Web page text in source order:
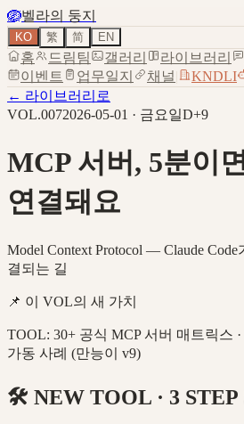
🪺벨라의 둥지
KO 繁 简 EN
홈 드림팀 갤러리 라이브러리
이벤트
업무일지 채널 KNDLI
← 라이브러리로
VOL.0072026-05-01 · 금요일D+9
MCP 서버, 5분이
연결돼요
Model Context Protocol — Claude
결되는 길
📌 이 VOL의 새 가치
TOOL: 30+ 공식 MCP 서버 매트릭스
가동 사례 (만능이 v9)
🛠️ NEW TOOL · 3 STEP